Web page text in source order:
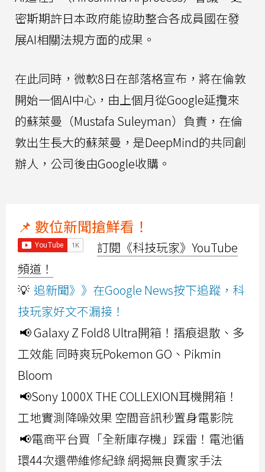
密斯期許日本政府能協助整合各成員國在發
展AI相關法規方面的成果。
在此同時，微軟8日在部落格宣布，將在倫敦
開始一個AI中心，由上個月從Google延攬來
的蘇萊曼（Mustafa Suleyman）負責，在倫
敦出生長大的蘇萊曼，是DeepMind的共同創
辦人，公司後由Google收購。
📌 數位新聞搶鮮看！
訂閱《科技玩家》YouTube
頻道！
💡 追新聞》》在Google News按下追蹤，科
技玩家好文不漏接！
📢 Galaxy Z Fold8 Ultra開箱！摺痕退散、多
工效能 同時爽玩Pokemon GO、Pikmin
Bloom
📢Sony 1000X THE COLLEXION耳機開箱！
工地實測降噪效果 空間音訊秒置身電影院
📢電商平台買「全新庫存機」踩雷！電池循
環44次還帶維修紀錄 網揭無良賣家手法